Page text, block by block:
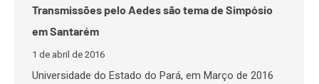
Transmissões pelo Aedes são tema de Simpósio
em Santarém
1 de abril de 2016
Universidade do Estado do Pará, em Março de 2016